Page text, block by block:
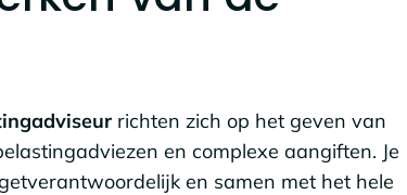
richten zich op het geven van
en complexe aangiften. Je
en samen met het hele